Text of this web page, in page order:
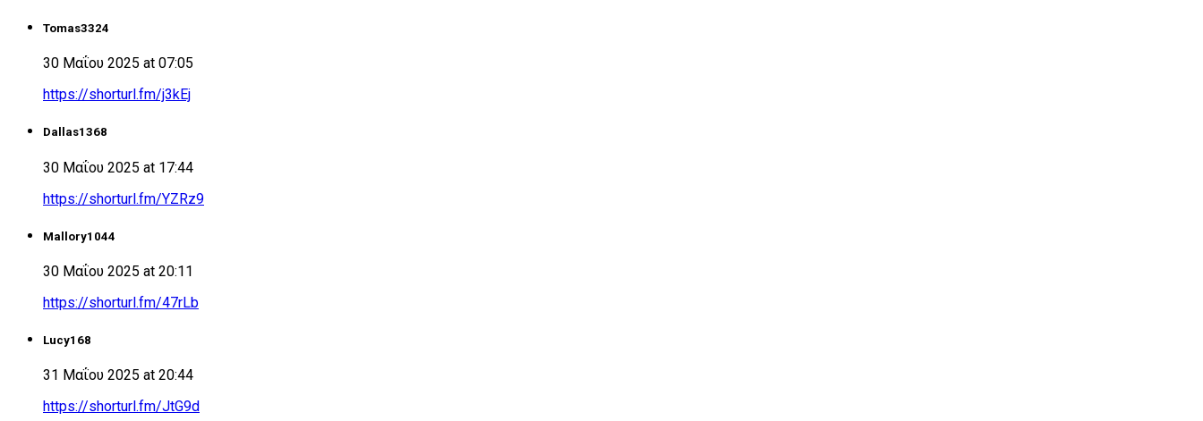
Tomas3324
30 Μαΐου 2025 at 07:05
https://shorturl.fm/j3kEj
Dallas1368
30 Μαΐου 2025 at 17:44
https://shorturl.fm/YZRz9
Mallory1044
30 Μαΐου 2025 at 20:11
https://shorturl.fm/47rLb
Lucy168
31 Μαΐου 2025 at 20:44
https://shorturl.fm/JtG9d